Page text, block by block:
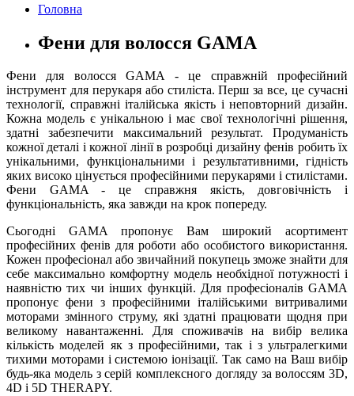
Головна
Фени для волосся GAMA
Фени для волосся GAMA - це справжній професійний
інструмент для перукаря або стиліста. Перш за все, це сучасні
технології, справжні італійська якість і неповторний дизайн.
Кожна модель є унікальною і має свої технологічні рішення,
здатні забезпечити максимальний результат. Продуманість
кожної деталі і кожної лінії в розробці дизайну фенів робить їх
унікальними, функціональними і результативними, гідність
яких високо цінується професійними перукарями і стилістами.
Фени GAMA - це справжня якість, довговічність і
функціональність, яка завжди на крок попереду.
Сьогодні GAMA пропонує Вам широкий асортимент
професійних фенів для роботи або особистого використання.
Кожен професіонал або звичайний покупець зможе знайти для
себе максимально комфортну модель необхідної потужності і
наявністю тих чи інших функцій. Для професіоналів GAMA
пропонує фени з професійними італійськими витривалими
моторами змінного струму, які здатні працювати щодня при
великому навантаженні. Для споживачів на вибір велика
кількість моделей як з професійними, так і з ультралегкими
тихими моторами і системою іонізації. Так само на Ваш вибір
будь-яка модель з серій комплексного догляду за волоссям 3D,
4D і 5D THERAPY.